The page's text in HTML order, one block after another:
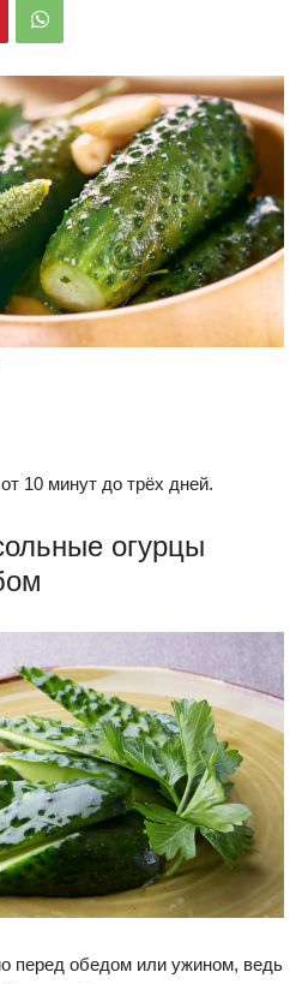
10 минут до трёх дней.
огурцы
перед обедом или ужином, ведь